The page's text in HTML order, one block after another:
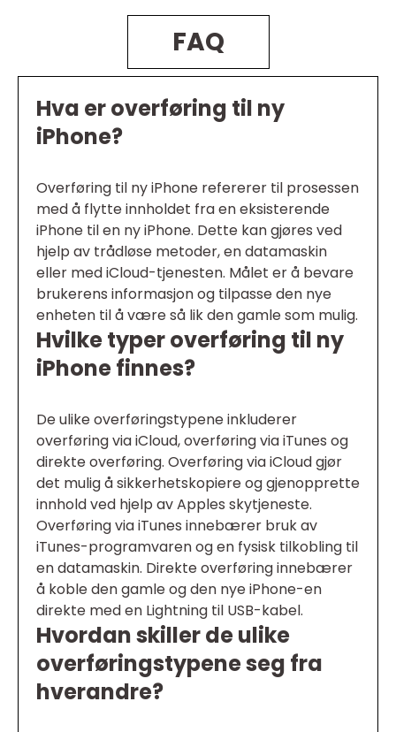
FAQ
Hva er overføring til ny
iPhone?
Overføring til ny iPhone refererer til prosessen
med å flytte innholdet fra en eksisterende
iPhone til en ny iPhone. Dette kan gjøres ved
hjelp av trådløse metoder, en datamaskin
eller med iCloud-tjenesten. Målet er å bevare
brukerens informasjon og tilpasse den nye
enheten til å være så lik den gamle som mulig.
Hvilke typer overføring til ny
iPhone finnes?
De ulike overføringstypene inkluderer
overføring via iCloud, overføring via iTunes og
direkte overføring. Overføring via iCloud gjør
det mulig å sikkerhetskopiere og gjenopprette
innhold ved hjelp av Apples skytjeneste.
Overføring via iTunes innebærer bruk av
iTunes-programvaren og en fysisk tilkobling til
en datamaskin. Direkte overføring innebærer
å koble den gamle og den nye iPhone-en
direkte med en Lightning til USB-kabel.
Hvordan skiller de ulike
overføringstypene seg fra
hverandre?